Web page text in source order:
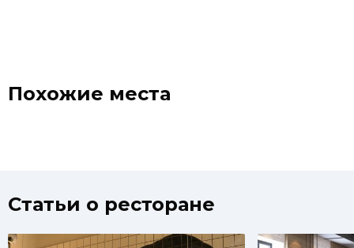
Похожие места
Статьи о ресторане